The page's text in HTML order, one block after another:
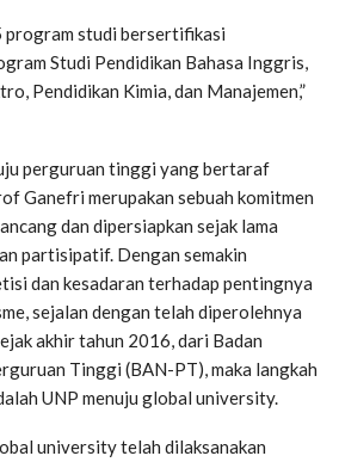
program studi bersertifikasi
Studi Pendidikan Bahasa Inggris,
Pendidikan Kimia, dan Manajemen,”
perguruan tinggi yang bertaraf
Ganefri merupakan sebuah komitmen
dan dipersiapkan sejak lama
partisipatif. Dengan semakin
dan kesadaran terhadap pentingnya
sejalan dengan telah diperolehnya
akhir tahun 2016, dari Badan
Tinggi (BAN-PT), maka langkah
UNP menuju global university.
university telah dilaksanakan